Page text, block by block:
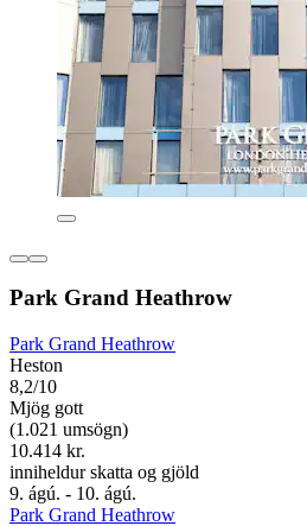
Park Grand Heathrow
Park Grand Heathrow
Heston
8,2/10
Mjög gott
(1.021 umsögn)
10.414 kr.
inniheldur skatta og gjöld
9. ágú. - 10. ágú.
Park Grand Heathrow